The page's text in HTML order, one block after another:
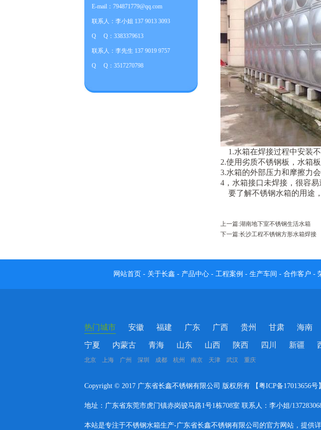
E-mail：794871779@qq.com
联系人：李小姐 137 9013 3093
Q Q：3383379613
联系人：李先生 137 9019 9757
Q Q：3517270798
1.水箱在焊接过程中安装不
2.使用劣质不锈钢板，水箱
3.水箱的外部压力和摩擦力会
4，水箱接口未焊接，很容易
要了解不锈钢水箱的用途
上一篇:湖南地下室不锈钢生活水箱
下一篇:长沙工程不锈钢方形水箱焊接
网站首页 - 关于长鑫 - 产品中心 - 工程案例 - 生产车间 - 合作客户 -
热门城市 安徽 福建 广东 广西 贵州 甘肃 海南
宁夏 内蒙古 青海 山东 山西 陕西 四川 新疆
北京 上海 广州 深圳 成都 杭州 南京 天津 武汉 重庆
Copyright © 2017 广东省长鑫不锈钢有限公司 版权所有 【粤ICP备17013656号
地址：广东省东莞市虎门镇赤岗骏马路1号1栋708室 联系人：李小姐/
本站是专注于不锈钢水箱生产-广东省长鑫不锈钢有限公司的官方网站，提供